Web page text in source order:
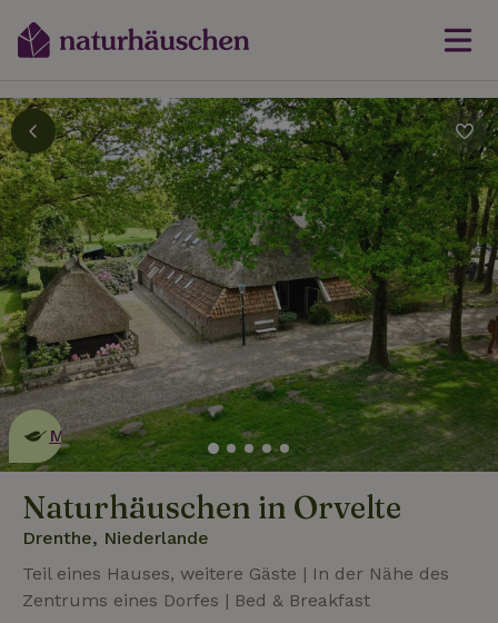
Dies ist ein
umweltschonendes
Naturhäuschen
Mehr erfahren
Naturhäuschen in Orvelte
Drenthe, Niederlande
Teil eines Hauses, weitere Gäste | In der Nähe des
Zentrums eines Dorfes | Bed & Breakfast